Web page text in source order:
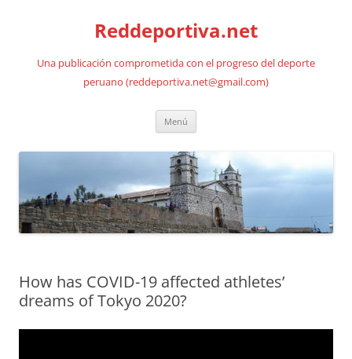
Reddeportiva.net
Una publicación comprometida con el progreso del deporte
peruano (reddeportiva.net@gmail.com)
Menú
How has COVID-19 affected athletes’
dreams of Tokyo 2020?